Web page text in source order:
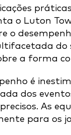
o Luton
o
do
a forma
é
dos
As
para os